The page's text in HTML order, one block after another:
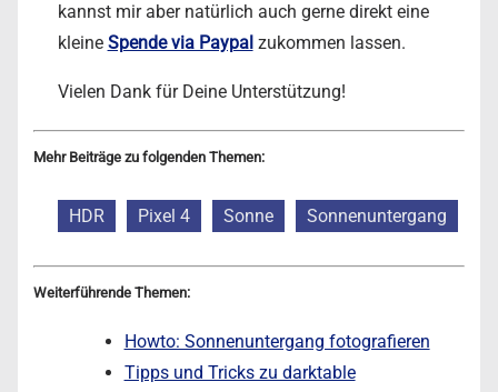
kannst mir aber natürlich auch gerne direkt eine
kleine Spende via Paypalzukommen lassen.
Vielen Dank für Deine Unterstützung!
Mehr Beiträge zu folgenden Themen:
HDR Pixel 4 Sonne Sonnenuntergang
Weiterführende Themen:
Howto: Sonnenuntergang fotografieren
Tipps und Tricks zu darktable